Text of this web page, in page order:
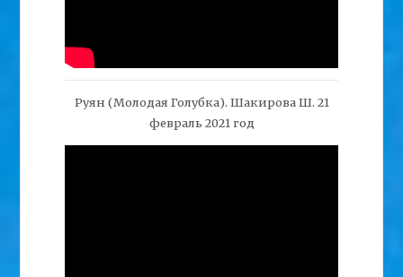
Руян (Молодая Голубка). Шакирова Ш. 21
февраль 2021 год